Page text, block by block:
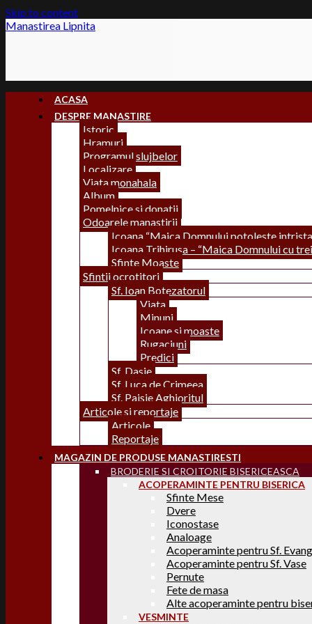
Skip to content
Manastirea Lipnita
ACASA
DESPRE MANASTIRE
Istoric
Hramuri
Programul slujbelor
Localizare
Viata monahala
Album
Pomelnice si donatii
Odoarele manastirii
Icoana “Maica Domnului potoleste
Icoana Trihirusa – “Maica Domnului cu
Sfinte Moaste
Sfintii ocrotitori
Sf. Ioan Botezatorul
Viata
Minuni
Icoane si moaste
Rugaciuni
Predici
Sf. Dasie
Sf. Luca de Crimeea
Sf. Paisie Aghioritul
Articole si reportaje
Articole
Reportaje
MAGAZIN DE PRODUSE MANASTIRESTI
BRODERIE SI CROITORIE BISERICEASCA
ACOPERAMINTE PENTRU BISERICA
Sfinte Mese
Dvere
Iconostase
Analoage
Acoperaminte pentru Sf.
Acoperaminte pentru Sf. Vase
Pernute
Fete de masa
Alte acoperaminte pentru
VESMINTE